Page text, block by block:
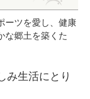
ーツを愛し、健康
な郷土を築くた
み生活にとり
。